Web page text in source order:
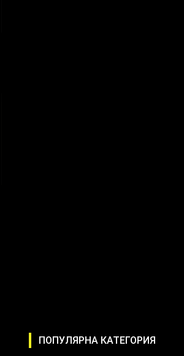
ПОПУЛЯРНА КАТЕГОРИЯ